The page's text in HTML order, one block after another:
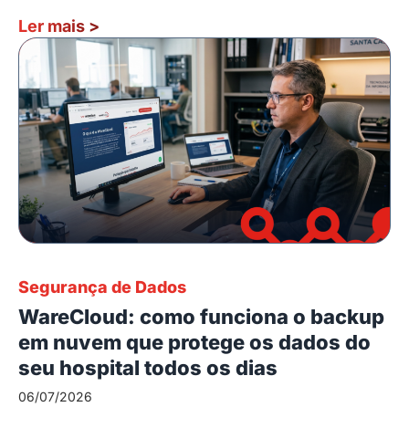
Ler mais >
Segurança de Dados
WareCloud: como funciona o backup
em nuvem que protege os dados do
seu hospital todos os dias
06/07/2026